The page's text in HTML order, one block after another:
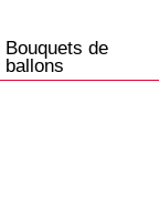
de